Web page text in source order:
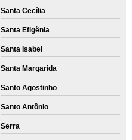
Santa Cecília
Santa Efigênia
Santa Isabel
Santa Margarida
Santo Agostinho
Santo Antônio
Serra